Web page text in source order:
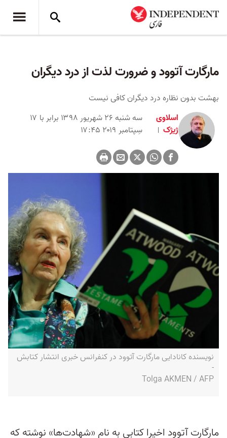
مارگارت آتوود و ضرورت لذت از درد دیگران
بهشت بدون نظاره درد دیگران کافی نیست
اسلاوی
ژیژک
سه شنبه ۲۶ شهریور ۱۳۹۸ برابر با ۱۷
سِپتامبر ۲۰۱۹ ۱۷:۴۵
نویسنده کانادایی مارگارت آتوود در کنفرانس خبری انتشار کتابش
-
Tolga AKMEN / AFP
مارگارت آتوود اخیرا کتابی به نام «شهادت‌ها» نوشته که